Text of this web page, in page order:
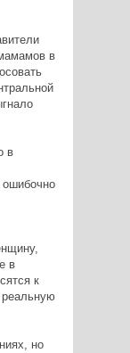
в
в
ошибочно
в
к
но